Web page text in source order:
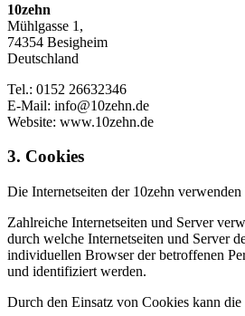
10zehn
Mühlgasse 1,
74354 Besigheim
Deutschland
Tel.: 0152 26632346
E-Mail: info@10zehn.de
Website: www.10zehn.de
3. Cookies
Die Internetseiten der 10zehn
Zahlreiche Internetseiten und Server
durch welche Internetseiten und Server
individuellen Browser der betroffenen
und identifiziert werden.
Durch den Einsatz von Cookies kann